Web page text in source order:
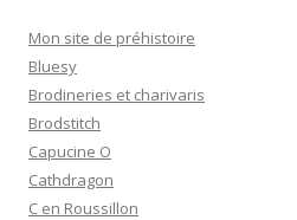
Mon site de préhistoire
Bluesy
Brodineries et charivaris
Brodstitch
Capucine O
Cathdragon
C en Roussillon